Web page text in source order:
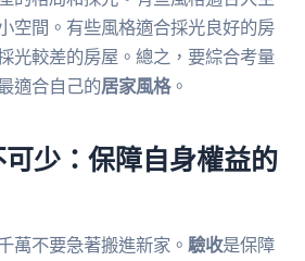
空間。有些風格適合採光良好的房
光較差的房屋。總之，要綜合考量
適合自己的居家風格。
少：保障自身權益的
萬不要急著搬進新家。 驗收是保障